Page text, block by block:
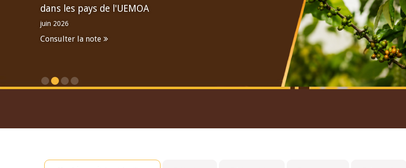
dans les pays de l'UEMOA
juin 2026
Consulter la note